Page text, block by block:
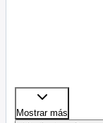
Mostrar más